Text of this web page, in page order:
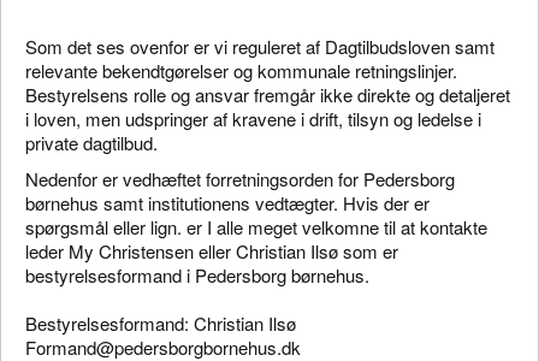
Som det ses ovenfor er vi reguleret af Dagtilbudsloven samt
relevante bekendtgørelser og kommunale retningslinjer.
Bestyrelsens rolle og ansvar fremgår ikke direkte og detaljeret
i loven, men udspringer af kravene i drift, tilsyn og ledelse i
private dagtilbud.
Nedenfor er vedhæftet forretningsorden for Pedersborg
børnehus samt institutionens vedtægter. Hvis der er
spørgsmål eller lign. er I alle meget velkomne til at kontakte
leder My Christensen eller Christian Ilsø som er
bestyrelsesformand i Pedersborg børnehus.
Bestyrelsesformand: Christian Ilsø
Formand@pedersborgbornehus.dk